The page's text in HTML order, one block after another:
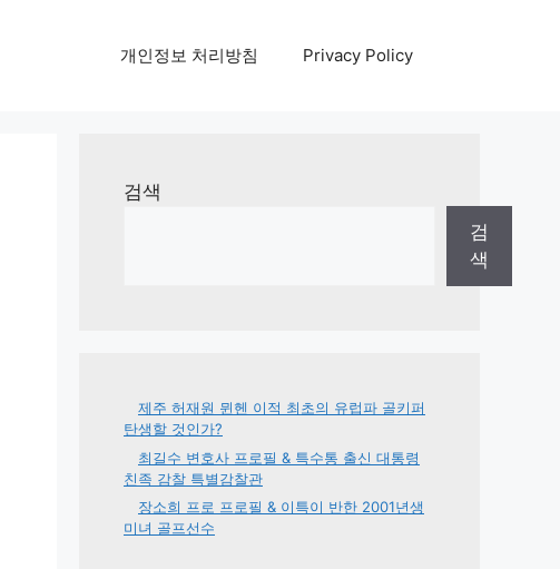
개인정보 처리방침 Privacy Policy
검색
검
색
제주 허재원 뮌헨 이적 최초의 유럽파 골키퍼
탄생할 것인가?
최길수 변호사 프로필 & 특수통 출신 대통령
친족 감찰 특별감찰관
장소희 프로 프로필 & 이특이 반한 2001년생
미녀 골프선수